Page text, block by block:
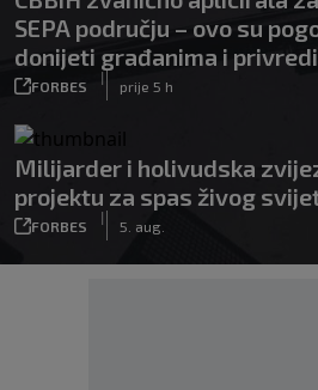
SEPA području – ovo su
donijeti građanima i privredi
FORBES
|
prije 5 h
Milijarder i holivudska
projektu za spas živog
FORBES
|
5. aug.